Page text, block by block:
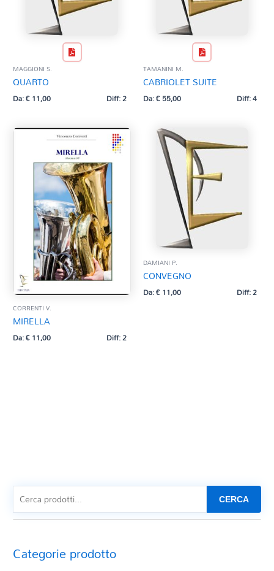
MAGGIONI S.
QUARTO
Da:€11,00 Diff: 2
TAMANINI M.
CABRIOLET SUITE
Da:€55,00 Diff: 4
CORRENTI V.
MIRELLA
Da:€11,00 Diff: 2
DAMIANI P.
CONVEGNO
Da:€11,00 Diff: 2
CERCA
Categorie prodotto